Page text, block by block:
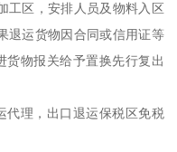
工区，安排人员及物料入区
退运货物因合同或信用证等
货物报关给予置换先行复出
理，出口退运保税区免税